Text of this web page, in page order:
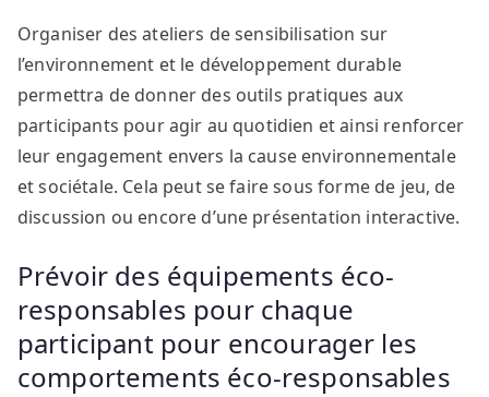
Organiser des ateliers de sensibilisation sur
l’environnement et le développement durable
permettra de donner des outils pratiques aux
participants pour agir au quotidien et ainsi renforcer
leur engagement envers la cause environnementale
et sociétale. Cela peut se faire sous forme de jeu, de
discussion ou encore d’une présentation interactive.
Prévoir des équipements éco-
responsables pour chaque
participant pour encourager les
comportements éco-responsables